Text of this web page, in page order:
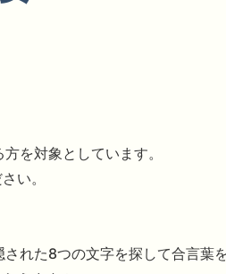
を対象としています。
い。
れた8つの文字を探して合言葉